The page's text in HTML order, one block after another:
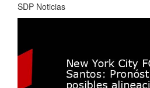
SDP Noticias